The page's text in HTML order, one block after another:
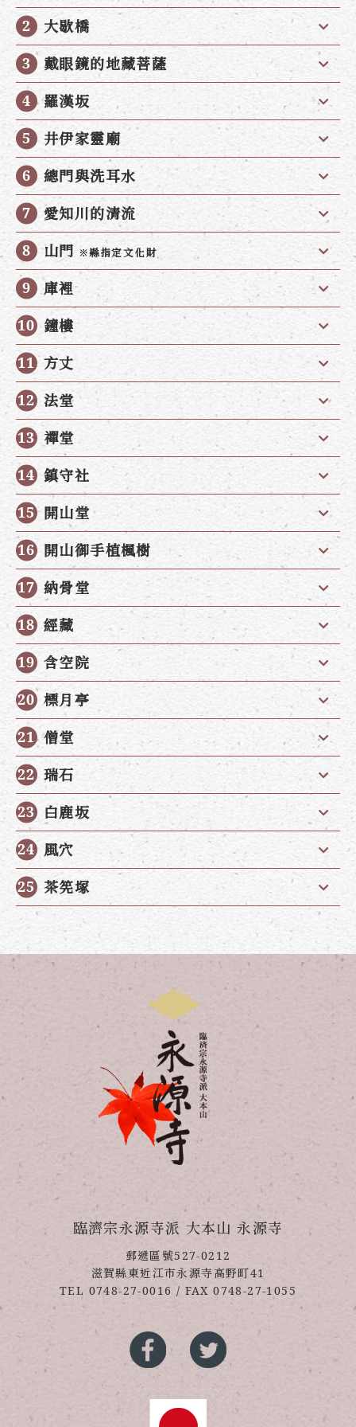
大歇橋
戴眼鏡的地藏菩薩
羅漢坂
井伊家靈廟
總門與洗耳水
愛知川的清流
山門※縣指定文化財
庫裡
鐘樓
方丈
法堂
禪堂
鎮守社
開山堂
開山御手植楓樹
納骨堂
經藏
含空院
標月亭
僧堂
瑞石
白鹿坂
風穴
茶筅塚
臨濟宗永源寺派 大本山 永源寺
郵遞區號527-0212
滋賀縣東近江市永源寺高野町41
TEL 0748-27-0016 / FAX 0748-27-1055